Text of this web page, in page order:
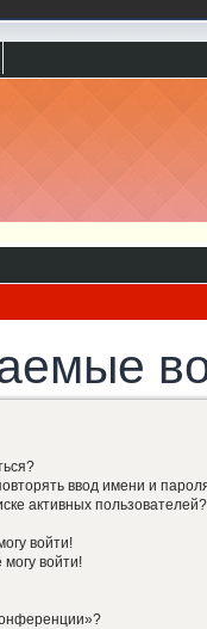
ввод имени и
активных пользователей?
войти!
войти!